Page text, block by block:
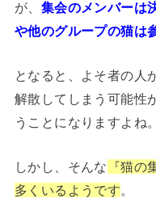
が、 集会のメンバーは
や他のグループの猫は
となると、よそ者の人
解散してしまう可能性
うことになりますよね。
しかし、そんな 『猫の
多くいるようです。